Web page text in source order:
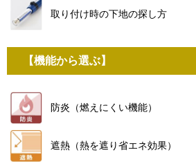
取り付け時の下地の探し方
【機能から選ぶ】
防炎（燃えにくい機能）
遮熱（熱を遮り省エネ効果）